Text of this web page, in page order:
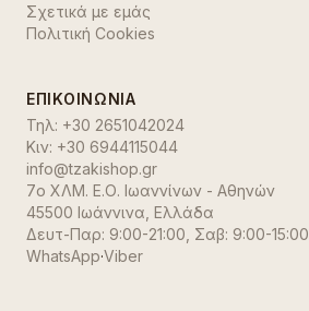
Σχετικά με εμάς
Πολιτική Cookies
ΕΠΙΚΟΙΝΩΝΊΑ
Τηλ: +30 2651042024
Κιν: +30 6944115044
info@tzakishop.gr
7ο ΧΛΜ. Ε.Ο. Ιωαννίνων - Αθηνών
45500 Ιωάννινα Ελλάδα
Δευτ-Παρ: 9:00-21:00, Σαβ: 9:00-15:00
WhatsApp·Viber